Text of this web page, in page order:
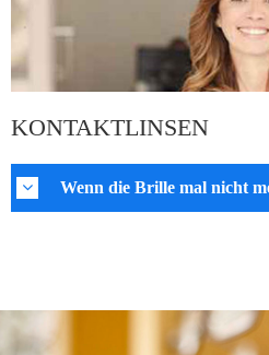
KONTAKTLINSEN
Wenn die Brille mal nicht